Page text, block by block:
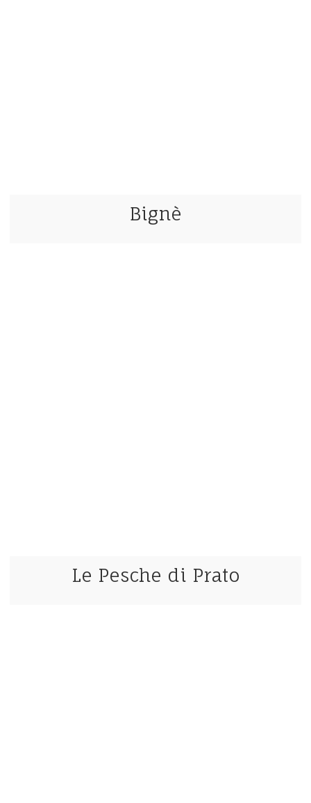
Bignè
Le Pesche di Prato